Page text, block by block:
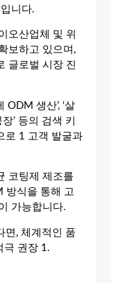
니다.
오산업체 및 위
보하고 있으며,
글로벌 시장 진
ODM 생산’, ‘살
’ 등의 검색 키
로 1 고객 발굴과
코팅제 제조를
방식을 통해 고
가능합니다.
면, 체계적인 품
극 권장 1.